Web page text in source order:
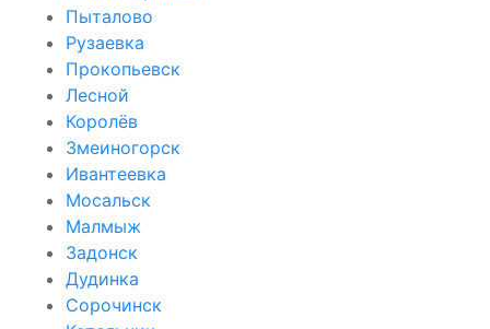
Пыталово
Рузаевка
Прокопьевск
Лесной
Королёв
Змеиногорск
Ивантеевка
Мосальск
Малмыж
Задонск
Дудинка
Сорочинск